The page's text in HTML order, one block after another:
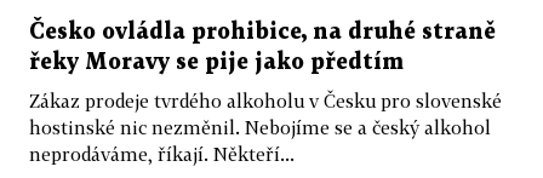
Česko ovládla prohibice, na druhé straně
řeky Moravy se pije jako předtím
Zákaz prodeje tvrdého alkoholu v Česku pro slovenské
hostinské nic nezměnil. Nebojíme se a český alkohol
neprodáváme, říkají. Někteří...